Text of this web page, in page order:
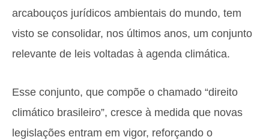
arcabouços jurídicos ambientais do mundo, tem
visto se consolidar, nos últimos anos, um conjunto
relevante de leis voltadas à agenda climática.
Esse conjunto, que compõe o chamado “direito
climático brasileiro”, cresce à medida que novas
legislações entram em vigor, reforçando o